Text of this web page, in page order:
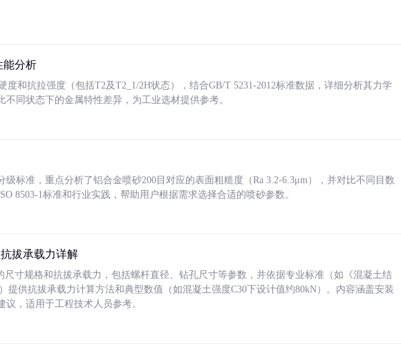
能分析
度和抗拉强度（包括T2及T2_1/2H状态），结合GB/T 5231-2012标准数据，详细分析其力学
同状态下的金属特性差异，为工业选材提供参考。
级标准，重点分析了铝合金喷砂200目对应的表面粗糙度（Ra 3.2-6.3μm），并对比不同目数
8503-1标准和行业实践，帮助用户根据需求选择合适的喷砂参数。
拔承载力详解
尺寸规格和抗拔承载力，包括螺杆直径、钻孔尺寸等参数，并依据专业标准（如《混凝土结
提供抗拔承载力计算方法和典型数值（如混凝土强度C30下设计值约80kN）。内容涵盖安装
，适用于工程技术人员参考。